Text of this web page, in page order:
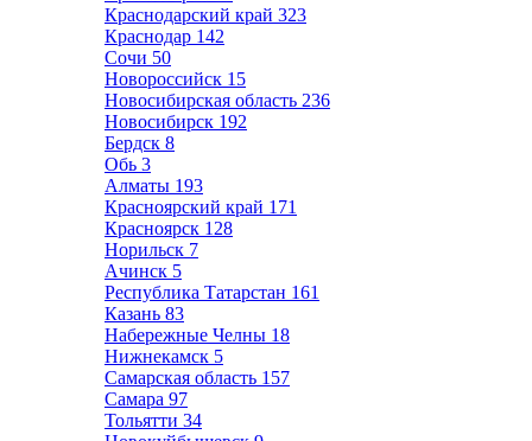
Краснодарский край 323
Краснодар 142
Сочи 50
Новороссийск 15
Новосибирская область 236
Новосибирск 192
Бердск 8
Обь 3
Алматы 193
Красноярский край 171
Красноярск 128
Норильск 7
Ачинск 5
Республика Татарстан 161
Казань 83
Набережные Челны 18
Нижнекамск 5
Самарская область 157
Самара 97
Тольятти 34